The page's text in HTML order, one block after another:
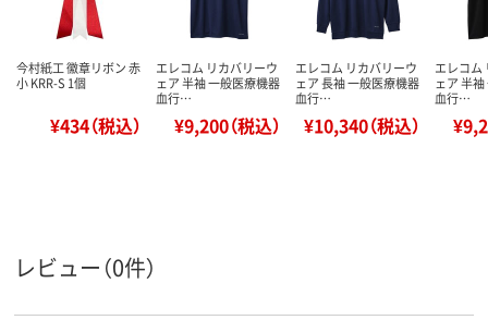
今村紙工 徽章リボン 赤
小 KRR-S 1個
¥434（税込）
エレコム リカバリーウ
ェア 半袖 一般医療機器
血行…
¥9,200（税込）
エレコム リカバリーウ
ェア 長袖 一般医療機器
血行…
¥10,340（税込）
エレコム
ェア 半
血行…
レビュー（0件）